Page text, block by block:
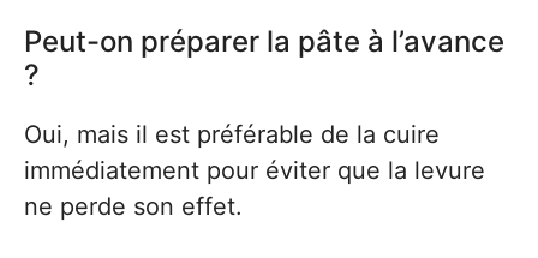
Peut-on préparer la pâte à l’avance
?
Oui, mais il est préférable de la cuire
immédiatement pour éviter que la levure
ne perde son effet.